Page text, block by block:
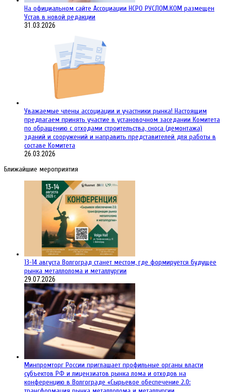
На официальном сайте Ассоциации НСРО РУСЛОМ.КОM размещен
Устав в новой редакции
31.03.2026
Уважаемые члены ассоциации и участники рынка! Настоящим
предлагаем принять участие в установочном заседании Комитета
по обращению с отходами строительства, сноса (демонтажа)
зданий и сооружений и направить представителей для работы в
составе Комитета
26.03.2026
Ближайшие мероприятия
13-14 августа Волгоград станет местом, где формируется будущее
рынка металлолома и металлургии
29.07.2026
Минпромторг России приглашает профильные органы власти
субъектов РФ и лицензиатов рынка лома и отходов на
конференцию в Волгограде «Сырьевое обеспечение 2.0: